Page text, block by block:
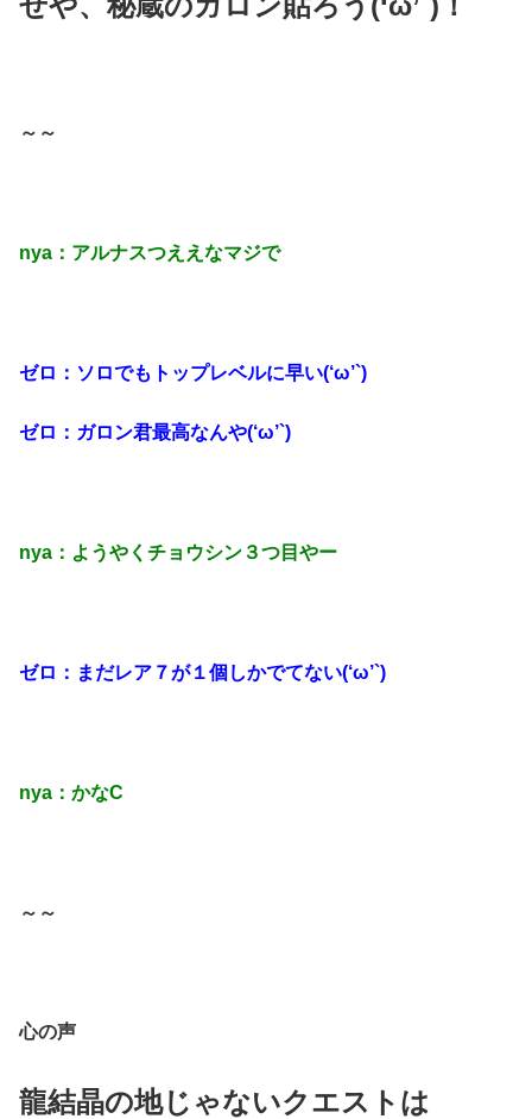
～～
nya：アルナスつええなマジで
ゼロ：ソロでもトップレベルに早い(‘ω’`)
ゼロ：ガロン君最高なんや(‘ω’`)
nya：ようやくチョウシン３つ目やー
ゼロ：まだレア７が１個しかでてない(‘ω’`)
nya：かなC
～～
心の声
龍結晶の地じゃないクエストは